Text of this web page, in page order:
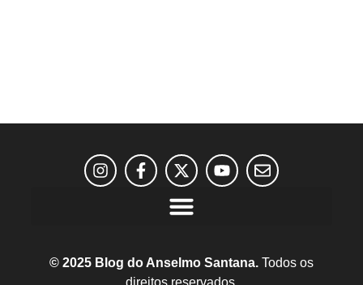
© 2025 Blog do Anselmo Santana. Todos os